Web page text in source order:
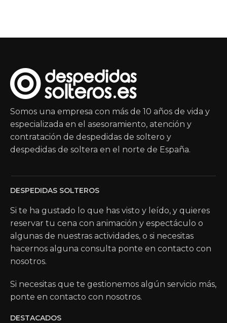
Somos una empresa con más de 10 años de vida y
especializada en el asesoramiento, atención y
contratación de despedidas de soltero y
despedidas de soltera en el norte de España.
DESPEDIDAS SOLTEROS
Si te ha gustado lo que has visto y leído, y quieres
reservar tu cena con animación y espectáculo o
algunas de nuestras actividades, o si necesitas
hacernos alguna consulta ponte en contacto con
nosotros.
Si necesitas que te gestionemos algún servicio más,
ponte en contacto con nosotros.
DESTACADOS